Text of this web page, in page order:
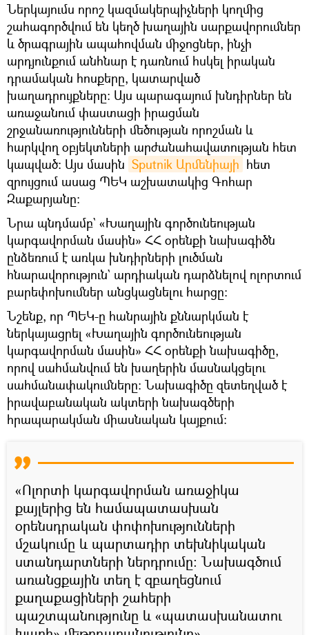
Ներկայումս որոշ կազմակերպիչների կողմից
շահագործվում են կեղծ խաղային սարքավորումներ
և ծրագրային ապահովման միջոցներ, ինչի
արդյունքում անհնար է դառնում հսկել իրական
դրամական հոսքերը, կատարված
խաղադրույքները։ Այս պարագայում խնդիրներ են
առաջանում փաստացի իրացման
շրջանառությունների մեծության որոշման և
հարկվող օբյեկտների արժանահավատության հետ
կապված։ Այս մասին Sputnik Արմենիայի հետ
զրույցում ասաց ՊԵԿ աշխատակից Գոհար
Զաքարյանը։
Նրա պնդմամբ` «Խաղային գործունեության
կարգավորման մասին» ՀՀ օրենքի նախագիծն
ընձեռում է առկա խնդիրների լուծման
հնարավորություն` արդիական դարձնելով ոլորտում
բարեփոխումներ անցկացնելու հարցը։
Նշենք, որ ՊԵԿ-ը հանրային քննարկման է
ներկայացրել «Խաղային գործունեության
կարգավորման մասին» ՀՀ օրենքի նախագիծը,
որով սահմանվում են խաղերին մասնակցելու
սահմանափակումները: Նախագիծը զետեղված է
իրավաբանական ակտերի նախագծերի
հրապարակման միասնական կայքում։
«Ոլորտի կարգավորման առաջիկա
քայլերից են համապատասխան
օրենսդրական փոփոխությունների
մշակումը և պարտադիր տեխնիկական
ստանդարտների ներդրումը։ Նախագծում
առանցքային տեղ է զբաղեցնում
քաղաքացիների շահերի
պաշտպանությունը և «պատասխանատու